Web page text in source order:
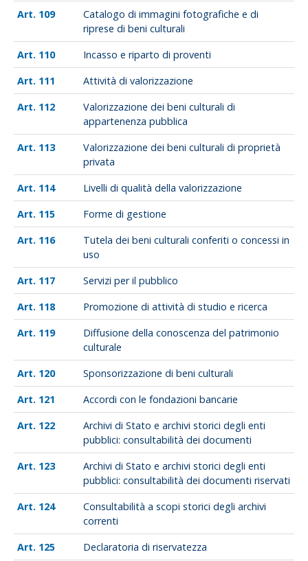
109
Catalogo di immagini fotografiche e di
riprese di beni culturali
110
Incasso e riparto di proventi
111
Attività di valorizzazione
112
Valorizzazione dei beni culturali di
appartenenza pubblica
113
Valorizzazione dei beni culturali di proprietà
privata
114
Livelli di qualità della valorizzazione
115
Forme di gestione
116
Tutela dei beni culturali conferiti o concessi in
uso
117
Servizi per il pubblico
118
Promozione di attività di studio e ricerca
119
Diffusione della conoscenza del patrimonio
culturale
120
Sponsorizzazione di beni culturali
121
Accordi con le fondazioni bancarie
122
Archivi di Stato e archivi storici degli enti
pubblici: consultabilità dei documenti
123
Archivi di Stato e archivi storici degli enti
pubblici: consultabilità dei documenti riservati
124
Consultabilità a scopi storici degli archivi
correnti
125
Declaratoria di riservatezza